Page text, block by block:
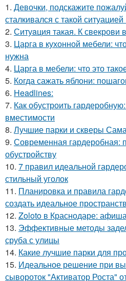
1. Девочки, подскажите
сталкивался с такой
2. Ситуaция такая. К свекрови
3. Царга в кухонной мебели:
нужна
4. Царга в мебели: что это
5. Когда сажать яблони:
6. Headlines:
7. Как обустроить
вместимости
8. Лучшие парки и скверы
9. Современная гардеробная:
обустройству
10. 7 правил идеальной
стильный уголок
11. Планировка и правила
создать идеальное
12. Zoloto в Краснодаре:
13. Эффективные методы
сруба с улицы
14. Какие лучшие парки для
15. Идеальное решение при
сывороток "Активатор Роста"